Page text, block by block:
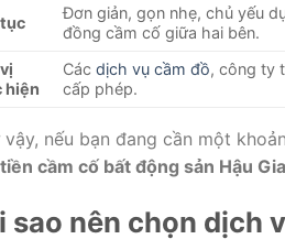
Đơn giản, gọn nhẹ, chủ yếu
đồng cầm cố giữa hai bên.
hiện
Cácdịch vụ cầm đồ, công ty
cấp phép.
vậy, nếu bạn đang cần một
cầm cố bất động sản Hậu
sao nên chọn dịch